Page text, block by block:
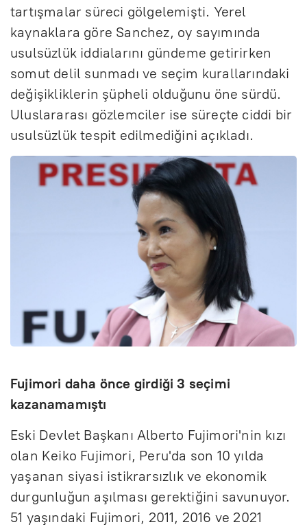
tartışmalar süreci gölgelemişti. Yerel
kaynaklara göre Sanchez, oy sayımında
usulsüzlük iddialarını gündeme getirirken
somut delil sunmadı ve seçim kurallarındaki
değişikliklerin şüpheli olduğunu öne sürdü.
Uluslararası gözlemciler ise süreçte ciddi bir
usulsüzlük tespit edilmediğini açıkladı.
Fujimori daha önce girdiği 3 seçimi
kazanamamıştı
Eski Devlet Başkanı Alberto Fujimori'nin kızı
olan Keiko Fujimori, Peru'da son 10 yılda
yaşanan siyasi istikrarsızlık ve ekonomik
durgunluğun aşılması gerektiğini savunuyor.
51 yaşındaki Fujimori, 2011, 2016 ve 2021